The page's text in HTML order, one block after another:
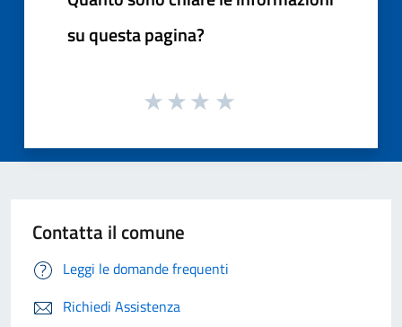
su questa pagina?
Contatta il comune
Leggi le domande frequenti
Richiedi Assistenza